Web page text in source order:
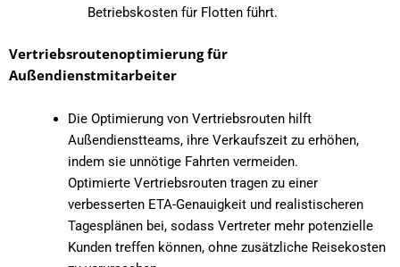
Betriebskosten für Flotten führt.
Vertriebsroutenoptimierung für
Außendienstmitarbeiter
Die Optimierung von Vertriebsrouten hilft
Außendienstteams, ihre Verkaufszeit zu erhöhen,
indem sie unnötige Fahrten vermeiden.
Optimierte Vertriebsrouten tragen zu einer
verbesserten ETA-Genauigkeit und realistischeren
Tagesplänen bei, sodass Vertreter mehr potenzielle
Kunden treffen können, ohne zusätzliche Reisekosten